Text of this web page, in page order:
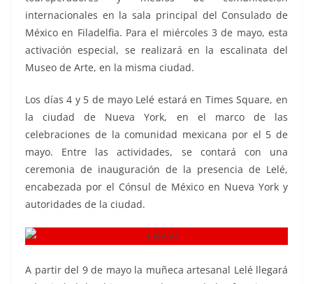
internacionales en la sala principal del Consulado de
México en Filadelfia. Para el miércoles 3 de mayo, esta
activación especial, se realizará en la escalinata del
Museo de Arte, en la misma ciudad.
Los días 4 y 5 de mayo Lelé estará en Times Square, en
la ciudad de Nueva York, en el marco de las
celebraciones de la comunidad mexicana por el 5 de
mayo. Entre las actividades, se contará con una
ceremonia de inauguración de la presencia de Lelé,
encabezada por el Cónsul de México en Nueva York y
autoridades de la ciudad.
A partir del 9 de mayo la muñeca artesanal Lelé llegará